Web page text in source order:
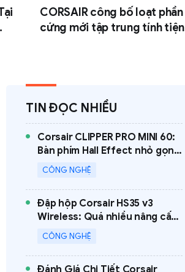
CORSAIR công bố loạt phần
cứng mới tập trung tính tiện
TIN ĐỌC NHIỀU
Corsair CLIPPER PRO MINI 60:
Bàn phím Hall Effect nhỏ gọn
nhưng sở hữu sức mạnh
CÔNG NGHỆ
Đập hộp Corsair HS35 v3
Wireless: Quá nhiều nâng cấp
đáng giá cho một chiếc tai
nghe gaming quốc dân
CÔNG NGHỆ